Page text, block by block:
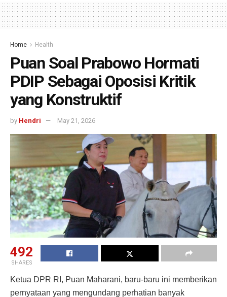
Home Health
Puan Soal Prabowo Hormati
PDIP Sebagai Oposisi Kritik
yang Konstruktif
by Hendri May 21, 2026
492
SHARES
Ketua DPR RI, Puan Maharani, baru-baru ini memberikan
pernyataan yang mengundang perhatian banyak